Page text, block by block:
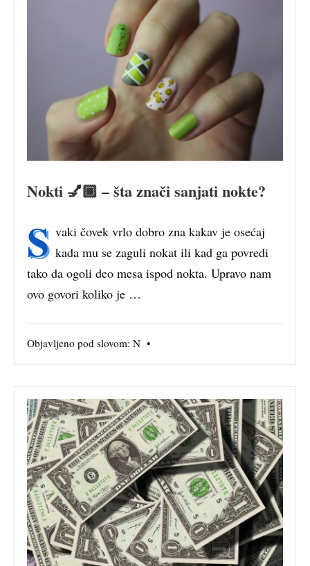
Nokti 💅🏾 – šta znači sanjati nokte?
S vaki čovek vrlo dobro zna kakav je osećaj
kada mu se zaguli nokat ili kad ga povredi
tako da ogoli deo mesa ispod nokta. Upravo nam
ovo govori koliko je …
Objavljeno pod slovom: N •